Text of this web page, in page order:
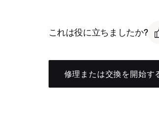
これは役に立ちましたか?
修理または交換を開始す